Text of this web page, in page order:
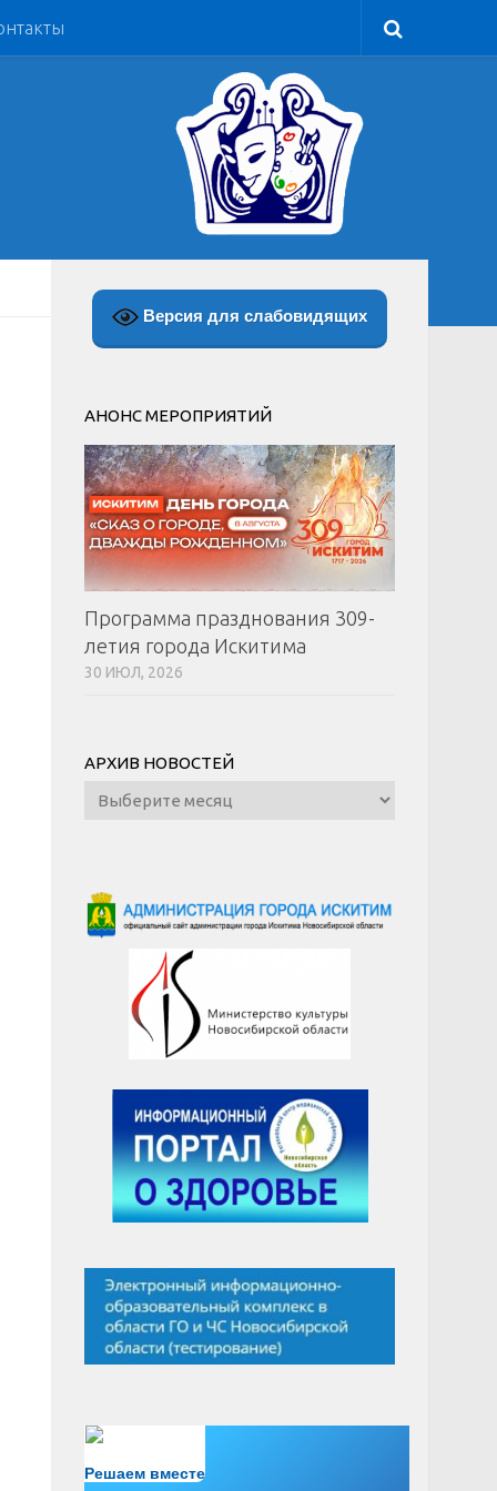
Версия для слабовидящих
АНОНС МЕРОПРИЯТИЙ
Программа празднования 309-
летия города Искитима
30 ИЮЛ, 2026
АРХИВ НОВОСТЕЙ
Архив
новостей
Решаем вместе